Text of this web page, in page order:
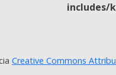
includes/
Creative Commons